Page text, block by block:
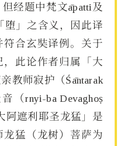
经题中梵文āpatti及
堕」之含义，因此译
合玄奘译例。关于
此论作者归属「大
教师寂护（Śāntarak
（rnyi-ba Devaghoṣ
阿遮利耶圣龙猛」是
猛（龙树）菩萨为